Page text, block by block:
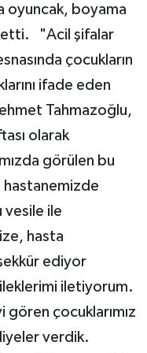
oyuncak, boyama
etti. "Acil şifalar
çocukların
ifade eden
Tahmazoğlu,
olarak
görülen bu
hastanemizde
vesile ile
hasta
ediyor
iletiyorum.
çocuklarımız
verdik.